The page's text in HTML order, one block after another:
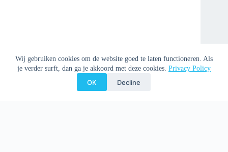
Wij gebruiken cookies om de website goed te laten functioneren. Als
je verder surft, dan ga je akkoord met deze cookies. Privacy Policy
OK Decline